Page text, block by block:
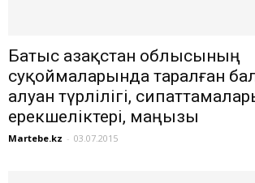
Батыс Қазақстан облысының
суқоймаларында таралған
алуан түрлілігі,
ерекшеліктері, маңызы
Martebe.kz - 03.07.2015